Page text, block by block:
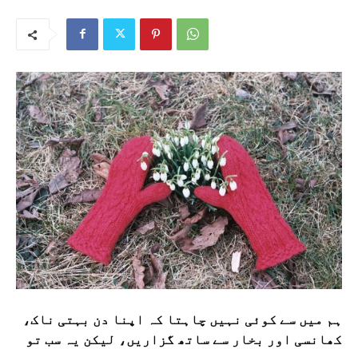
ہم میں سے کوئی نہیں چاہتا کہ اپنا دن بہتی ناک،
کھانسی اور بخار سے ساتھ گزاریں، لیکن یہ سب تو